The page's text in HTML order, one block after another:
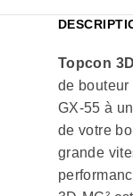
Topcon
de bouteur
GX-55 à
de votre
grande